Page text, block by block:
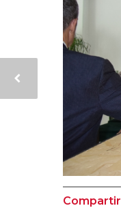
Compartir